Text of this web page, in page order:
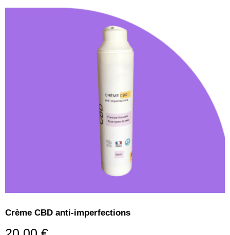
Crème CBD anti-imperfections